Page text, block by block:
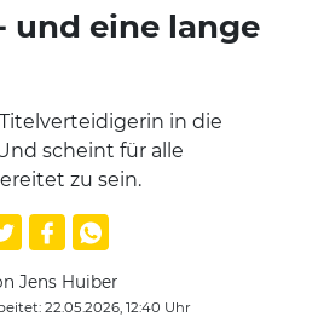
und eine lange
in die
scheint für alle
zu sein.
Jens Huiber
22.05.2026, 12:40 Uhr